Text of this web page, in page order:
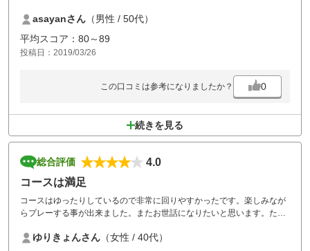
asayanさん （男性 / 50代）
平均スコア：80～89
投稿日：2019/03/26
この口コミは参考になりましたか？ 0
続きを見る
総合評価
4.0
コースは満足
コースはゆったりしているので非常に回りやすかったです。楽しみなが
らプレーする事が出来ました。またお世話になりたいと思います。ただ
りました。
ゆりきょんさん （女性 / 40代）